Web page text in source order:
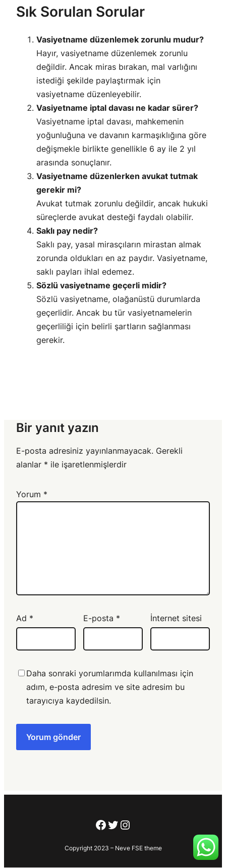
Sık Sorulan Sorular
Vasiyetname düzenlemek zorunlu mudur?
Hayır, vasiyetname düzenlemek zorunlu
değildir. Ancak miras bırakan, mal varlığını
istediği şekilde paylaştırmak için
vasiyetname düzenleyebilir.
Vasiyetname iptal davası ne kadar sürer?
Vasiyetname iptal davası, mahkemenin
yoğunluğuna ve davanın karmaşıklığına göre
değişmekle birlikte genellikle 6 ay ile 2 yıl
arasında sonuçlanır.
Vasiyetname düzenlerken avukat tutmak
gerekir mi?
Avukat tutmak zorunlu değildir, ancak hukuki
süreçlerde avukat desteği faydalı olabilir.
Saklı pay nedir?
Saklı pay, yasal mirasçıların mirastan almak
zorunda oldukları en az paydır. Vasiyetname,
saklı payları ihlal edemez.
Sözlü vasiyetname geçerli midir?
Sözlü vasiyetname, olağanüstü durumlarda
geçerlidir. Ancak bu tür vasiyetnamelerin
geçerliliği için belirli şartların sağlanması
gerekir.
Bir yanıt yazın
E-posta adresiniz yayınlanmayacak. Gerekli
alanlar * ile işaretlenmişlerdir
Yorum *
Ad * E-posta * İnternet sitesi
Daha sonraki yorumlarımda kullanılması için
adım, e-posta adresim ve site adresim bu
tarayıcıya kaydedilsin.
Facebook
Twitter
Instagram
Copyright 2023 – Neve FSE theme